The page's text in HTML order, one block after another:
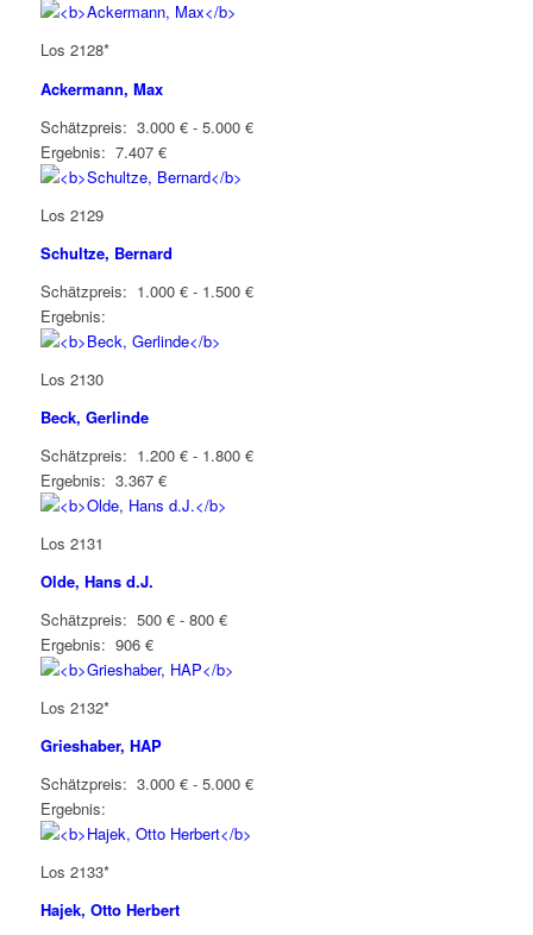
Los 2128*
Ackermann, Max
Schätzpreis: 3.000 € - 5.000 €
Ergebnis: 7.407 €
Los 2129
Schultze, Bernard
Schätzpreis: 1.000 € - 1.500 €
Ergebnis:
Los 2130
Beck, Gerlinde
Schätzpreis: 1.200 € - 1.800 €
Ergebnis: 3.367 €
Los 2131
Olde, Hans d.J.
Schätzpreis: 500 € - 800 €
Ergebnis: 906 €
Los 2132*
Grieshaber, HAP
Schätzpreis: 3.000 € - 5.000 €
Ergebnis:
Los 2133*
Hajek, Otto Herbert